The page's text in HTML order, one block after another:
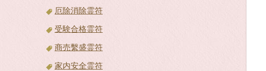
厄除消除霊符
受験合格霊符
商売繫盛霊符
家内安全霊符